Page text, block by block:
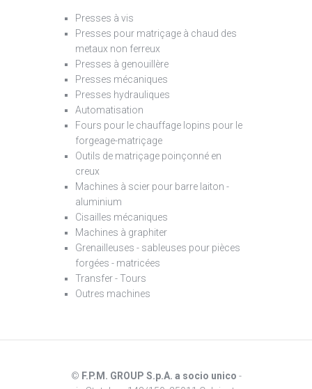
Presses à vis
Presses pour matriçage à chaud des
metaux non ferreux
Presses à genouillère
Presses mécaniques
Presses hydrauliques
Automatisation
Fours pour le chauffage lopins pour le
forgeage-matriçage
Outils de matriçage poinçonné en
creux
Machines à scier pour barre laiton -
aluminium
Cisailles mécaniques
Machines à graphiter
Grenailleuses - sableuses pour pièces
forgées - matricées
Transfer - Tours
Outres machines
© F.P.M. GROUP S.p.A. a socio unico -